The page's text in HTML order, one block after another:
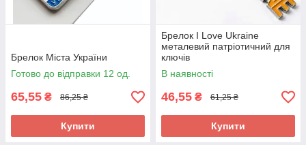
Брелок Міста України
Готово до відправки 12 од.
65,55 ₴ 86,25 ₴
Купити
Брелок I Love Ukraine
металевий патріотичний для
ключів
В наявності
46,55 ₴ 61,25 ₴
Купити